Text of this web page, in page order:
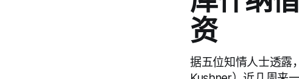
资
据五位知情人士透露